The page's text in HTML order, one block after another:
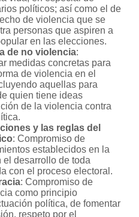
políticos; así como el de
de violencia que se
personas que aspiren a
en las elecciones.
de no violencia:
medidas concretas para
de violencia en el
aquellas para
quien tiene ideas
de la violencia contra
y las reglas del
: Compromiso de
establecidos en la
el desarrollo de toda
con el proceso electoral.
: Compromiso de
como principio
política, de fomentar
respeto por el